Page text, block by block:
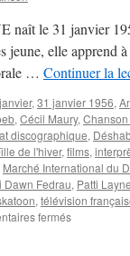
naît le 31 janvier
elle apprend
… Continuer la
, 31 janvier 1956,
, Cécil Maury,
discographique,
de l'hiver, films,
Marché International du
Dawn Fedrau, Patti Layne
, télévision
ferméssur